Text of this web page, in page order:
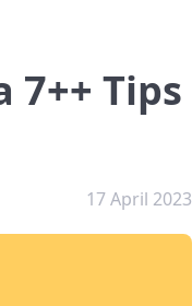
7++ Tips
17 April 2023